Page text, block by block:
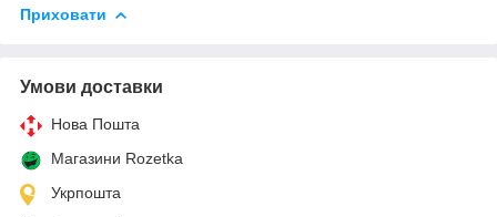
Приховати
Умови доставки
Нова Пошта
Магазини Rozetka
Укрпошта